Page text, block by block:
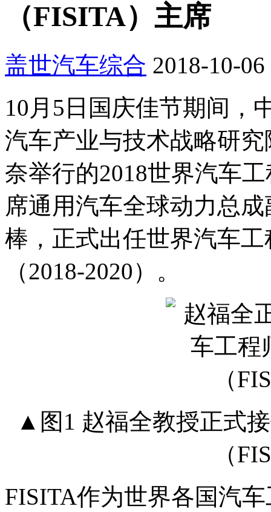
（FISITA）主席
盖世汽车综合 2018-10-
10月5日国庆佳节期间，
汽车产业与技术战略研
奈举行的2018世界汽车
席通用汽车全球动力总
棒，正式出任世界汽车
（2018-2020）。
▲图1 赵福全教授正式
（
FISITA作为世界各国汽